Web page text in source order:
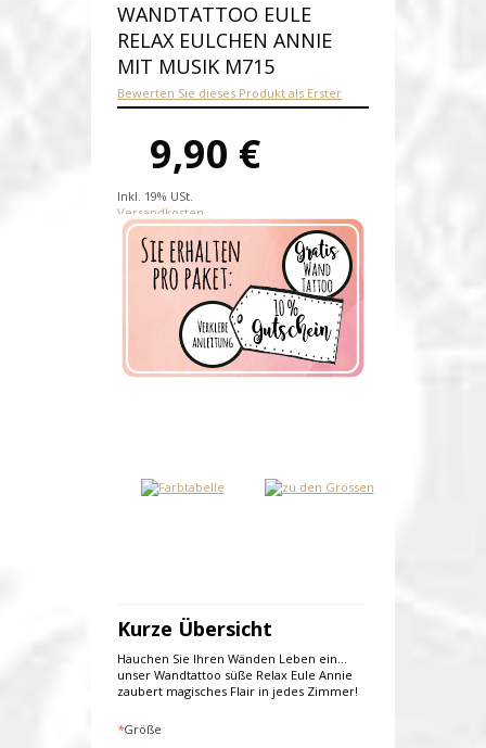
WANDTATTOO EULE
RELAX EULCHEN ANNIE
MIT MUSIK M715
Bewerten Sie dieses Produkt als Erster
9,90 €
Inkl. 19% USt.
Versandkosten
Produktnummer:
Verfügbarkeit: Auf Lager
Lieferzeit: 1-2 Werktage nach
Zahlungseingang
Kurze Übersicht
Hauchen Sie Ihren Wänden Leben ein...
unser Wandtattoo süße Relax Eule Annie
zaubert magisches Flair in jedes Zimmer!
*Größe